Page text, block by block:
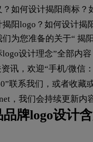
如何设计揭阳商标？
阳logo？如何设计揭
为您准备的关于“ 揭
设计理念”全部内
讯，欢迎“手机/微信：
联系我们，或者收藏
，我们会持续更新内
牌logo设计